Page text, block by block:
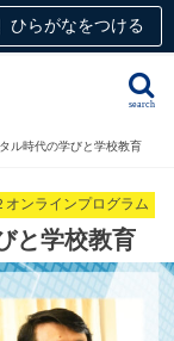
ひらがなをつける
search
ル時代の学びと学校教育
オンラインプログラム
と学校教育